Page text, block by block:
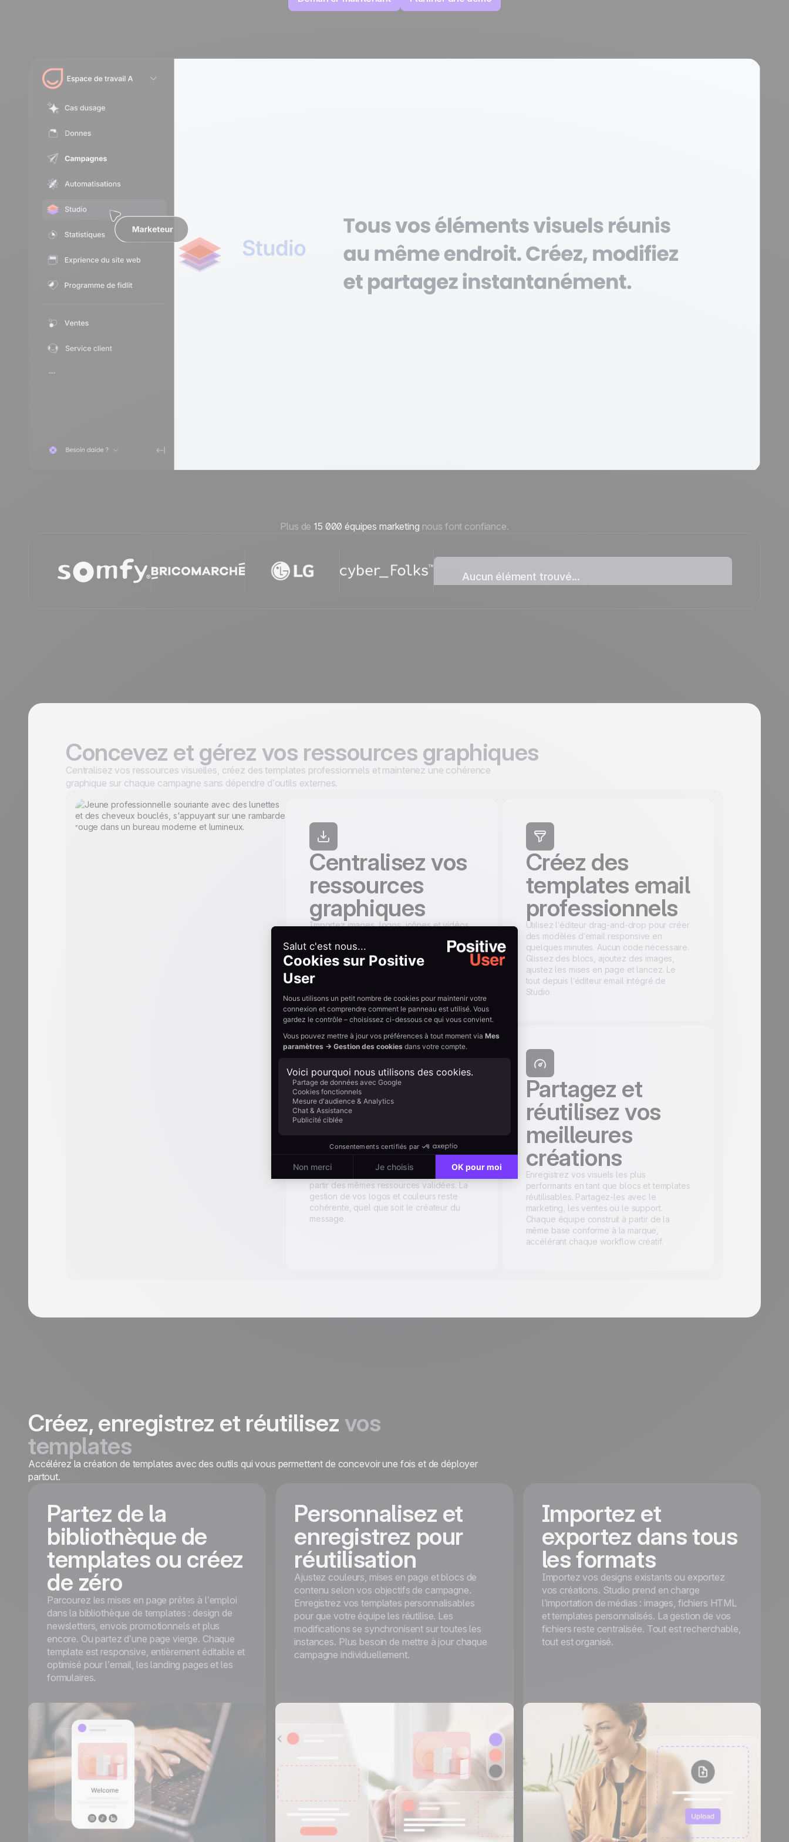
Plus de 15 000 équipes marketing nous font confiance.
Aucun élément trouvé...
Nous n’avons trouvé aucun élément pour cette
Concevez et gérez vos ressources graphiques
Centralisez vos ressources visuelles, créez des templates professionnels et maintenez une cohérence
graphique sur chaque campagne sans dépendre d’outils externes.
Centralisez vos
ressources
graphiques
Importez images, logos, icônes et vidéos
Organisez le tout dans des dossiers et
accédez instantanément à vos ressources
visuelles validées, sur chaque canal et
pour chaque équipe.
Créez des
templates email
professionnels
Utilisez l’éditeur drag-and-drop pour créer
des modèles d’email responsive en
quelques minutes. Aucun code nécessaire.
Glissez des blocs, ajoutez des images,
ajustez les mises en page et lancez. Le
tout depuis l’éditeur email intégré de
Studio.
Maintenez
votre identité
visuelle
Stockez palettes de couleurs, polices et
charte graphique à un seul endroit.
partir des mêmes ressources validées. La
gestion de vos logos et couleurs reste
cohérente, quel que soit le créateur du
message.
Partagez et
réutilisez vos
meilleures
créations
Enregistrez vos visuels les plus
performants en tant que blocs et templates
réutilisables. Partagez-les avec le
marketing, les ventes ou le support.
Chaque équipe construit à partir de la
même base conforme à la marque,
accélérant chaque workflow créatif.
Créez, enregistrez et réutilisez vos
templates
Accélérez la création de templates avec des outils qui vous permettent de concevoir une fois et de déployer
partout.
Partez de la
bibliothèque de
templates ou créez
de zéro
Parcourez les mises en page prêtes à l’emploi
dans la bibliothèque de templates : design de
newsletters, envois promotionnels et plus
encore. Ou partez d’une page vierge. Chaque
template est responsive, entièrement éditable et
optimisé pour l’email, les landing pages et les
formulaires.
Personnalisez et
enregistrez pour
réutilisation
Ajustez couleurs, mises en page et blocs de
contenu selon vos objectifs de campagne.
Enregistrez vos templates personnalisables
pour que votre équipe les réutilise. Les
modifications se synchronisent sur toutes les
instances. Plus besoin de mettre à jour chaque
campagne individuellement.
Importez et
exportez dans tous
les formats
Importez vos designs existants ou exportez
vos créations. Studio prend en charge
l’importation de médias : images, fichiers HTML
et templates personnalisés. La gestion de vos
fichiers reste centralisée. Tout est recherchable,
tout est organisé.